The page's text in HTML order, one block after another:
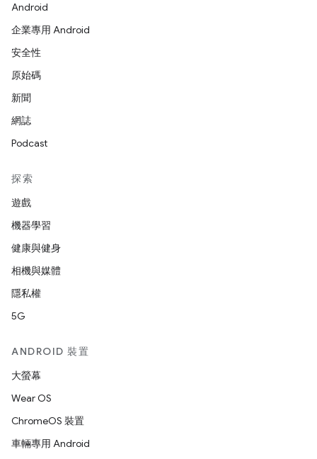
Android
企業專用 Android
安全性
原始碼
新聞
網誌
Podcast
探索
遊戲
機器學習
健康與健身
相機與媒體
隱私權
5G
ANDROID 裝置
大螢幕
Wear OS
ChromeOS 裝置
車輛專用 Android